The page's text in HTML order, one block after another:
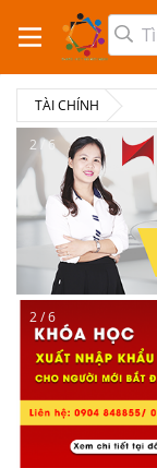
TÀI CHÍNH
2 / 6
2 / 6